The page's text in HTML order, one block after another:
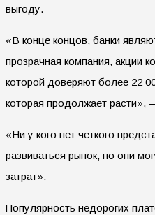
выгоду.
«В конце концов, банки
прозрачная компания, акции
которой доверяют более 22
которая продолжает расти»,
«Ни у кого нет четкого
развиваться рынок, но они
затрат».
Популярность недорогих